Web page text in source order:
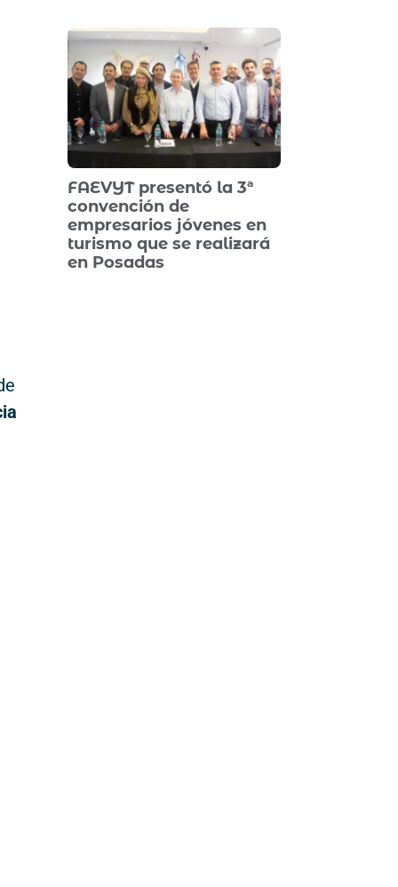
FAEVYT presentó la 3ª
convención de
empresarios jóvenes en
turismo que se realizará
en Posadas